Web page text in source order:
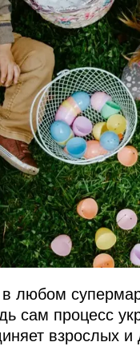
в любом
сам процесс
взрослых и